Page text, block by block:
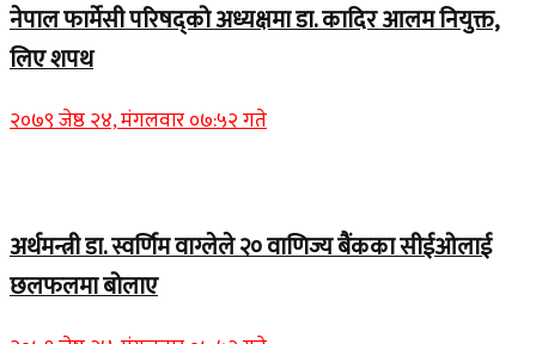
नेपाल फार्मेसी परिषद्को अध्यक्षमा डा. कादिर आलम नियुक्त,
लिए शपथ
२०७९ जेष्ठ २४, मंगलवार ०७:५२ गते
अर्थमन्त्री डा. स्वर्णिम वाग्लेले २० वाणिज्य बैंकका सीईओलाई
छलफलमा बोलाए